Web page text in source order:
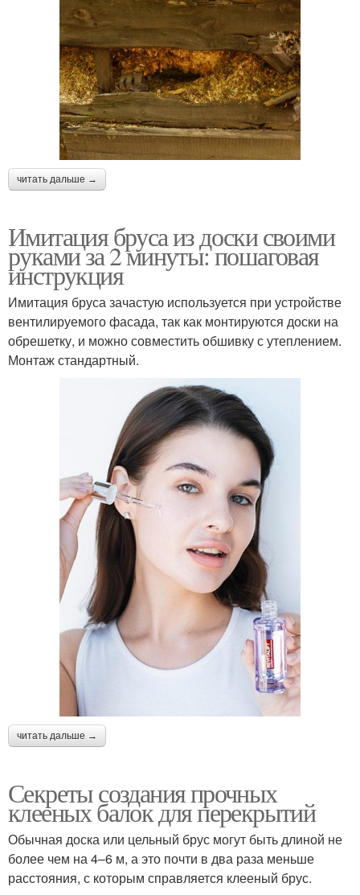
читать дальше →
Имитация бруса из доски своими
руками за 2 минуты: пошаговая
инструкция
Имитация бруса зачастую используется при устройстве
вентилируемого фасада, так как монтируются доски на
обрешетку, и можно совместить обшивку с утеплением.
Монтаж стандартный.
читать дальше →
Секреты создания прочных
клееных балок для перекрытий
Обычная доска или цельный брус могут быть длиной не
более чем на 4–6 м, а это почти в два раза меньше
расстояния, с которым справляется клееный брус.